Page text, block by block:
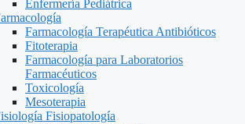
Enfermería Pediátrica
Farmacología Terapéutica Antibióticos
Fitoterapia
Farmacología para Laboratorios
Farmacéuticos
Toxicología
Mesoterapia
Fisiopatología